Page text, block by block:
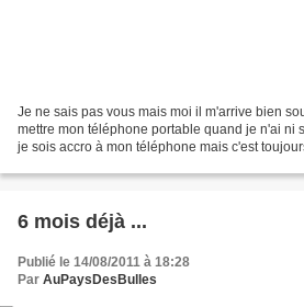
Je ne sais pas vous mais moi il m'arrive bien
mettre mon téléphone portable quand je n'ai ni
je sois accro à mon téléphone mais c'est
6 mois déjà ...
Publié le 14/08/2011 à 18:28
Par AuPaysDesBulles